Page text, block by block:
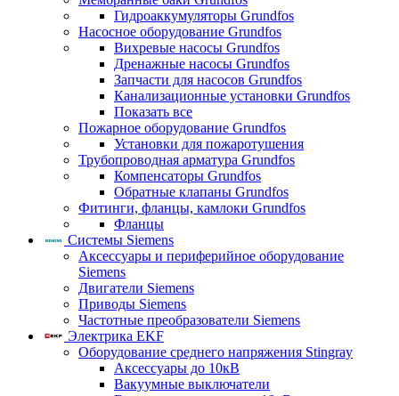
Гидроаккумуляторы Grundfos
Насосное оборудование Grundfos
Вихревые насосы Grundfos
Дренажные насосы Grundfos
Запчасти для насосов Grundfos
Канализационные установки Grundfos
Показать все
Пожарное оборудование Grundfos
Установки для пожаротушения
Трубопроводная арматура Grundfos
Компенсаторы Grundfos
Обратные клапаны Grundfos
Фитинги, фланцы, камлоки Grundfos
Фланцы
Системы Siemens
Аксессуары и периферийное оборудование
Siemens
Двигатели Siemens
Приводы Siemens
Частотные преобразователи Siemens
Электрика EKF
Оборудование среднего напряжения Stingray
Аксессуары до 10кВ
Вакуумные выключатели